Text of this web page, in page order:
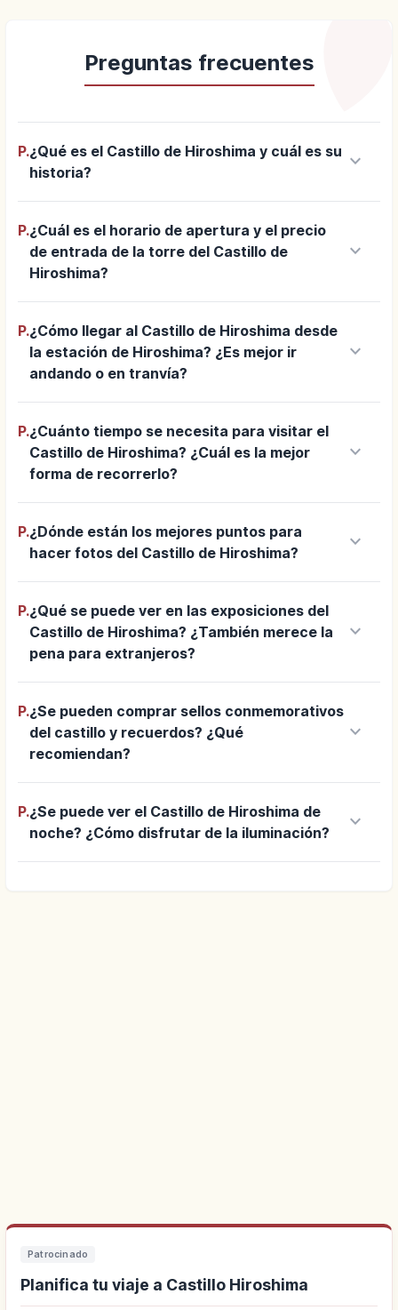
Preguntas frecuentes
P.¿Qué es el Castillo de Hiroshima y cuál es su
historia?
keyboard_arrow_down
P.¿Cuál es el horario de apertura y el precio
de entrada de la torre del Castillo de
Hiroshima?
keyboard_arrow_down
P.¿Cómo llegar al Castillo de Hiroshima desde
la estación de Hiroshima? ¿Es mejor ir
andando o en tranvía?
keyboard_arrow_down
P.¿Cuánto tiempo se necesita para visitar el
Castillo de Hiroshima? ¿Cuál es la mejor
forma de recorrerlo?
keyboard_arrow_down
P.¿Dónde están los mejores puntos para
hacer fotos del Castillo de Hiroshima?
keyboard_arrow_down
P.¿Qué se puede ver en las exposiciones del
Castillo de Hiroshima? ¿También merece la
pena para extranjeros?
keyboard_arrow_down
P.¿Se pueden comprar sellos conmemorativos
del castillo y recuerdos? ¿Qué
recomiendan?
keyboard_arrow_down
P.¿Se puede ver el Castillo de Hiroshima de
noche? ¿Cómo disfrutar de la iluminación?
keyboard_arrow_down
Patrocinado
Planifica tu viaje a Castillo Hiroshima